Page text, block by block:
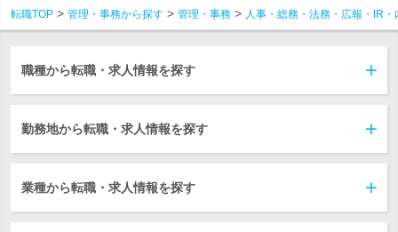
転職TOP 管理・事務から探す 管理・事務 人事・総務・法務・広報・IR・
職種から転職・求人情報を探す
勤務地から転職・求人情報を探す
業種から転職・求人情報を探す